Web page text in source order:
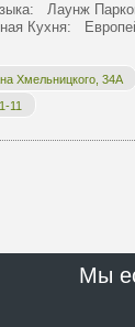
Лаунж
Кухня:
Хмельницкого, 34А
11
Мы